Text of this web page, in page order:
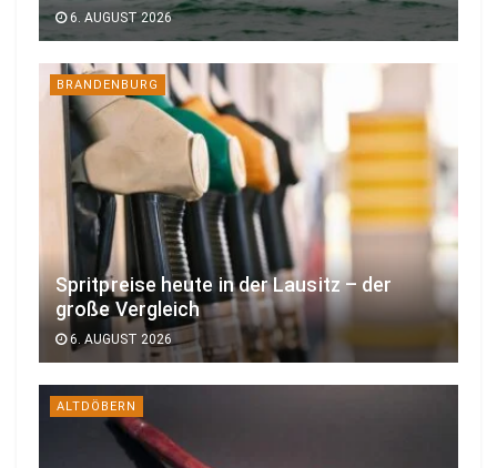
6. AUGUST 2026
BRANDENBURG
Spritpreise heute in der Lausitz – der
große Vergleich
6. AUGUST 2026
ALTDÖBERN